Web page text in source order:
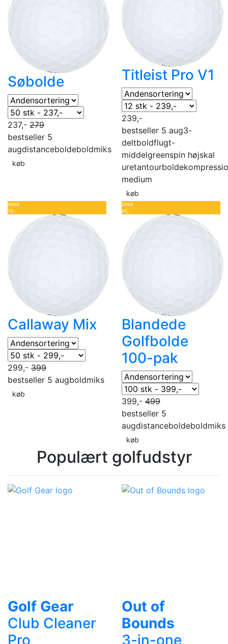
Søbolde
237,- 279
bestseller 5
augdistanceboldeboldmiks
køb
Titleist Pro V1
239,-
bestseller 5 aug3-
deltboldflugt-
middelgreenspin højskal
uretantourbolde
medium
køb
SPAR
79,-
Callaway Mix
299,- 399
bestseller 5 augboldmiks
køb
SPAR
85,-
Blandede
Golfbolde
100-pak
399,- 499
bestseller 5
augdistanceboldeboldmiks
køb
Populært golfudstyr
Golf Gear
Club Cleaner
Pro
Out of
Bounds
3-in-one